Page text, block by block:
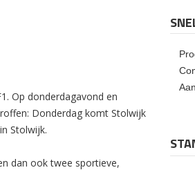
Op donderdagavond en
Donderdag komt Stolwijk
Stolwijk.
dan ook twee sportieve,